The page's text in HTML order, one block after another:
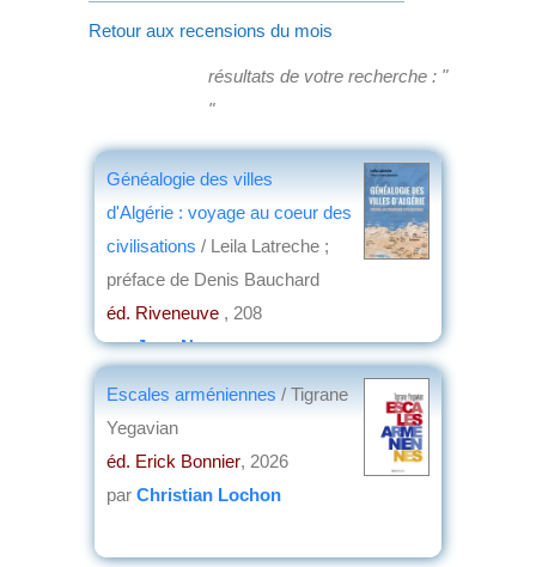
Retour aux recensions du mois
résultats de votre recherche : "
"
Généalogie des villes
d'Algérie : voyage au coeur des
civilisations / Leila Latreche ;
préface de Denis Bauchard
éd. Riveneuve , 208
parJean Nemo
Escales arméniennes / Tigrane
Yegavian
éd. Erick Bonnier, 2026
par Christian Lochon